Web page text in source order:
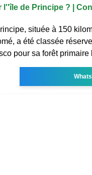
l''île de Principe ? |
située à 150
a été classée
pour sa forêt